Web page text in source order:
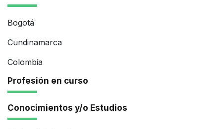
Bogotá
Cundinamarca
Colombia
Profesión en curso
Conocimientos y/o Estudios